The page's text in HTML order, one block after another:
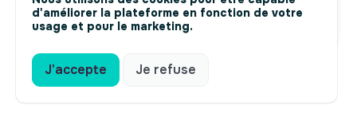
d'améliorer la plateforme en fonction de votre
usage et pour le marketing.
J'accepte Je refuse